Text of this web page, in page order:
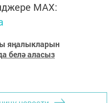
MАХ:
яңалыкларын
белә аласыз